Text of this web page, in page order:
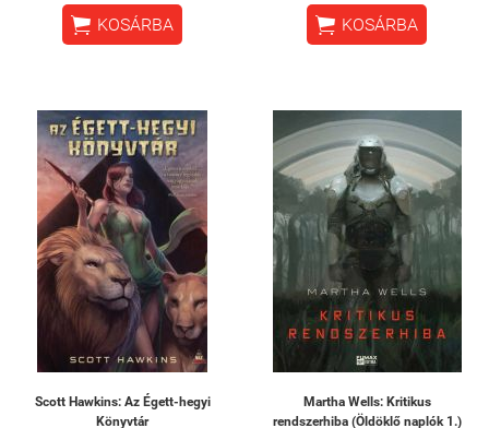
 KOSÁRBA  KOSÁRBA
Scott Hawkins: Az Égett-hegyi
Könyvtár
Martha Wells: Kritikus
rendszerhiba (Öldöklő naplók 1.)